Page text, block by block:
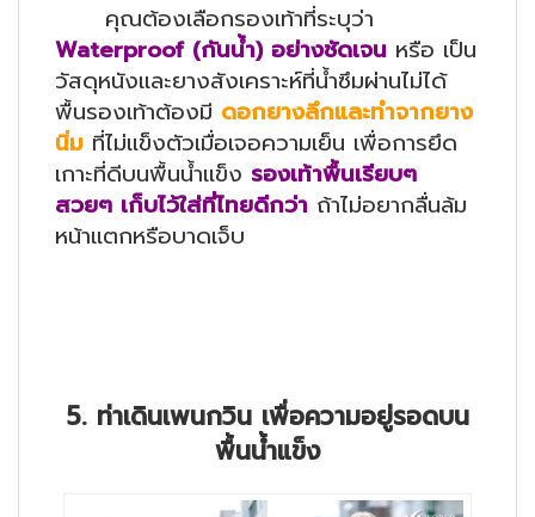
คุณต้องเลือกรองเท้าที่ระบุว่า
Waterproof (กันน้ำ) อย่างชัดเจน หรือ เป็น
วัสดุหนังและยางสังเคราะห์ที่น้ำซึมผ่านไม่ได้
พื้นรองเท้าต้องมี ดอกยางลึกและทำจากยาง
นิ่ม ที่ไม่แข็งตัวเมื่อเจอความเย็น เพื่อการยึด
เกาะที่ดีบนพื้นน้ำแข็ง รองเท้าพื้นเรียบๆ
สวยๆ เก็บไว้ใส่ที่ไทยดีกว่า ถ้าไม่อยากลื่นล้ม
หน้าแตกหรือบาดเจ็บ
5. ท่าเดินเพนกวิน เพื่อความอยู่รอดบน
พื้นน้ำแข็ง